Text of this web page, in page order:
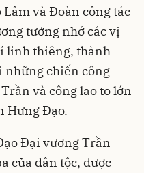
và Đoàn công tác
tưởng nhớ các vị
linh thiêng, thành
những chiến công
và công lao to lớn
Hưng Đạo.
Đại vương Trần
của dân tộc, được